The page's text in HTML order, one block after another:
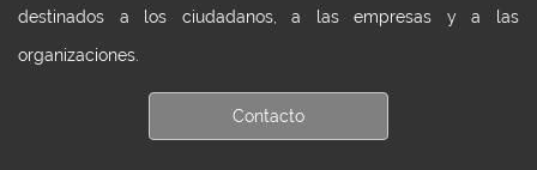
destinados a los ciudadanos, a las empresas y a las
organizaciones.
Contacto